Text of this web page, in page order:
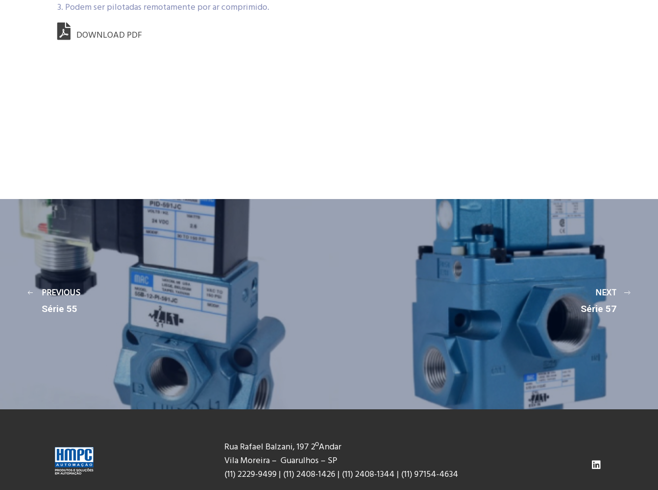
3. Podem ser pilotadas remotamente por ar comprimido.
DOWNLOAD PDF
PREVIOUS
Série 55
NEXT
Série 57
Rua Rafael Balzani, 197 2ºAndar
Vila Moreira – Guarulhos – SP
(11) 2229-9499| (11) 2408-1426 | (11) 2408-1344 | (11) 97154-4634